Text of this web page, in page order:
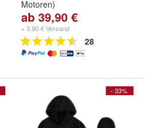
Motoren)
ab 39,90 €
+ 3,90 € Versand
28
- 33%